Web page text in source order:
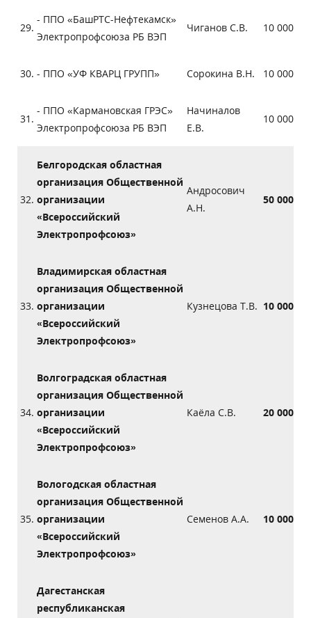
29.
- ППО «БашРТС-Нефтекамск»
Электропрофсоюза РБ ВЭП
Чиганов С.В. 10 000
30. - ППО «УФ КВАРЦ ГРУПП» Сорокина В.Н. 10 000
31.
- ППО «Кармановская ГРЭС»
Электропрофсоюза РБ ВЭП
Начиналов
Е.В.
10 000
32.
Белгородская областная
организация Общественной
организации
«Всероссийский
Электропрофсоюз»
Андросович
А.Н.
50 000
33.
Владимирская областная
организация Общественной
организации
«Всероссийский
Электропрофсоюз»
Кузнецова Т.В. 10 000
34.
Волгоградская областная
организация Общественной
организации
«Всероссийский
Электропрофсоюз»
Каёла С.В. 20 000
35.
Вологодская областная
организация Общественной
организации
«Всероссийский
Электропрофсоюз»
Семенов А.А. 10 000
Дагестанская
республиканская